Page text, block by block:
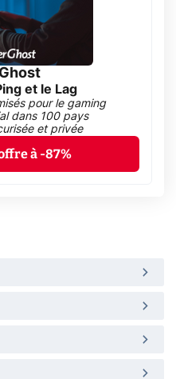
et le Lag
pour le gaming
dans 100 pays
et privée
à -87%